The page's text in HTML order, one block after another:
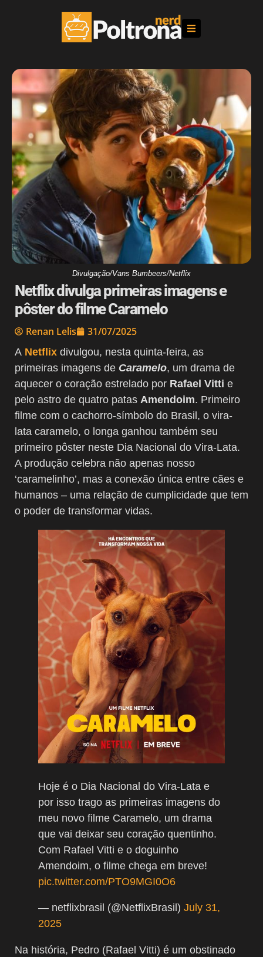
Divulgação/Vans Bumbeers/Netflix
Netflix divulga primeiras imagens e
pôster do filme Caramelo
Renan Lelis 31/07/2025
A Netflix divulgou, nesta quinta-feira, as
primeiras imagens de Caramelo, um drama de
aquecer o coração estrelado por Rafael Vitti e
pelo astro de quatro patas Amendoim. Primeiro
filme com o cachorro-símbolo do Brasil, o vira-
lata caramelo, o longa ganhou também seu
primeiro pôster neste Dia Nacional do Vira-Lata.
A produção celebra não apenas nosso
‘caramelinho’, mas a conexão única entre cães e
humanos – uma relação de cumplicidade que tem
o poder de transformar vidas.
Hoje é o Dia Nacional do Vira-Lata e
por isso trago as primeiras imagens do
meu novo filme Caramelo, um drama
que vai deixar seu coração quentinho.
Com Rafael Vitti e o doguinho
Amendoim, o filme chega em breve!
pic.twitter.com/PTO9MGI0O6
— netflixbrasil (@NetflixBrasil) July 31,
2025
Na história, Pedro (Rafael Vitti) é um obstinado